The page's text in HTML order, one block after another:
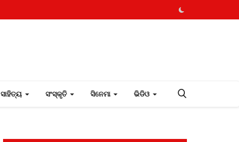
ସାହିତ୍ୟ ସଂସ୍କୃତି ସିନେମା ଭିଡିଓ